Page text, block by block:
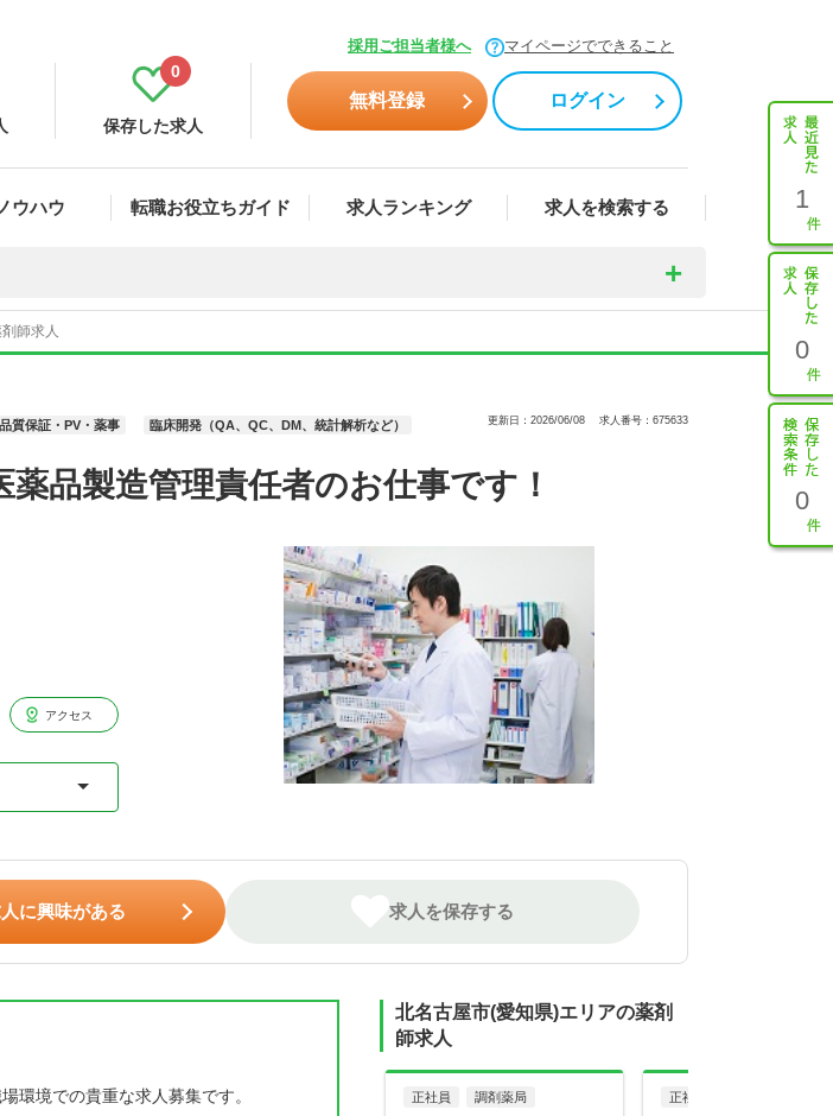
採用ご担当者様へ マイページでできること
保存した求人
0
無料登録 ログイン
ウハウ 転職お役立ちガイド 求人ランキング 求人を検索する 1
0
0
師求人
質保証・PV・薬事 臨床開発（QA、QC、DM、統計解析など） 更新日：2026/06/08 求人番号：675633
品製造管理責任者のお仕事です！
アクセス
に興味がある 求人を保存する
環境での貴重な求人募集です。
北名古屋市(愛知県)エリアの薬剤
師求人
正社員 調剤薬局 正社員